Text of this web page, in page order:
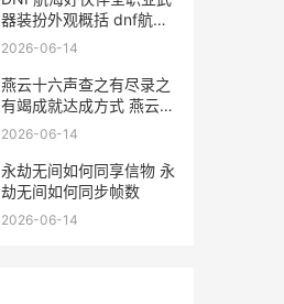
器装扮外观概括 dnf航海
38000
2026-06-14
燕云十六声查之有尽录之
有竭成就达成方式 燕云十
六州怎么念
2026-06-14
永劫无间如何同享信物 永
劫无间如何同步帧数
2026-06-14